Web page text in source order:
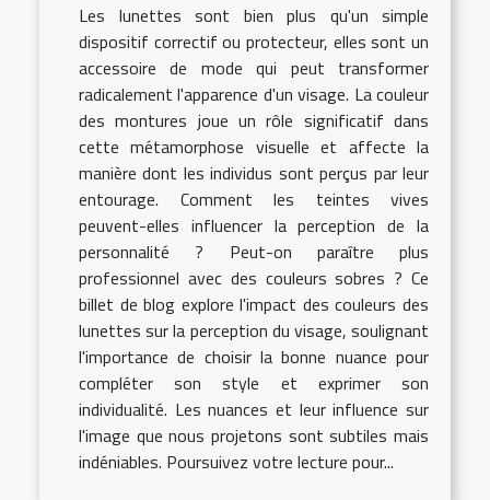
Les lunettes sont bien plus qu'un simple
dispositif correctif ou protecteur, elles sont un
accessoire de mode qui peut transformer
radicalement l'apparence d'un visage. La couleur
des montures joue un rôle significatif dans
cette métamorphose visuelle et affecte la
manière dont les individus sont perçus par leur
entourage. Comment les teintes vives
peuvent-elles influencer la perception de la
personnalité ? Peut-on paraître plus
professionnel avec des couleurs sobres ? Ce
billet de blog explore l'impact des couleurs des
lunettes sur la perception du visage, soulignant
l'importance de choisir la bonne nuance pour
compléter son style et exprimer son
individualité. Les nuances et leur influence sur
l'image que nous projetons sont subtiles mais
indéniables. Poursuivez votre lecture pour...